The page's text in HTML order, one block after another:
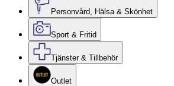
Personvård, Hälsa & Skönhet
Sport & Fritid
Tjänster & Tillbehör
Outlet